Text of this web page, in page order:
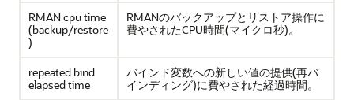
RMAN cpu time
(backup/restore
)
RMANのバックアップとリストア操作に
費やされたCPU時間(マイクロ秒)。
repeated bind
elapsed time
バインド変数への新しい値の提供(再バ
インディング)に費やされた経過時間。